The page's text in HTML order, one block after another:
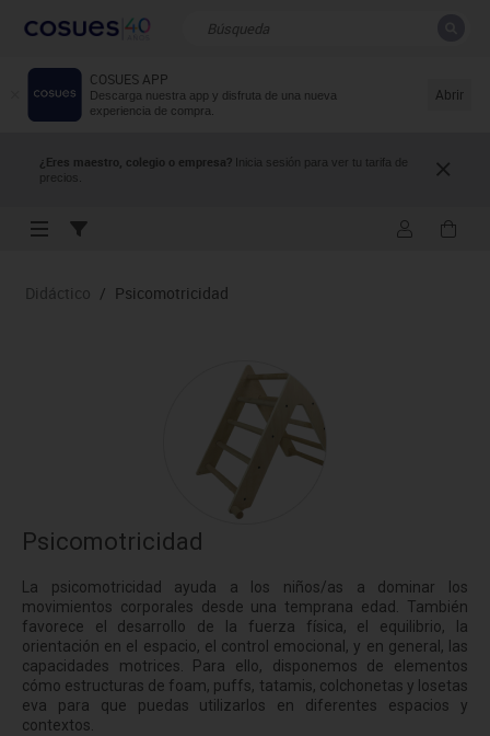
COSUES APP
Descarga nuestra app y disfruta de una nueva
experiencia de compra.
Abrir
¿Eres maestro, colegio o empresa? Inicia sesión para ver tu tarifa de
precios.
Resultados de la búsqueda
Didáctico / Psicomotricidad
Psicomotricidad
La psicomotricidad ayuda a los niños/as a dominar los
movimientos corporales desde una temprana edad. También
favorece el desarrollo de la fuerza física, el equilibrio, la
orientación en el espacio, el control emocional, y en general, las
capacidades motrices. Para ello, disponemos de elementos
cómo estructuras de foam, puffs, tatamis, colchonetas y losetas
eva para que puedas utilizarlos en diferentes espacios y
contextos.